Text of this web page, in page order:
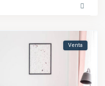
Venta